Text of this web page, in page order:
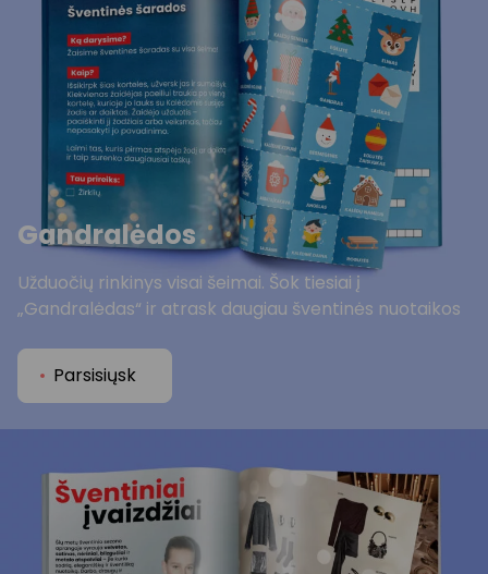
Gandralėdos
Užduočių rinkinys visai šeimai. Šok tiesiai į
„Gandralėdas“ ir atrask daugiau šventinės nuotaikos
Parsisiųsk